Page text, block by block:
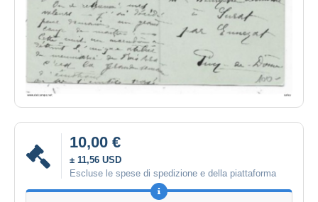
10,00 €
± 11,56 USD
Escluse le spese di spedizione e della piattaforma